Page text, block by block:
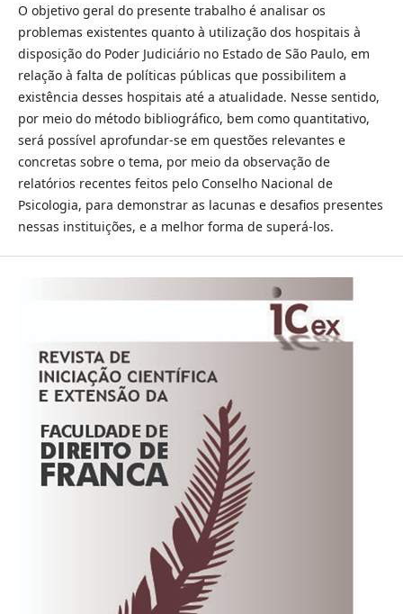
O objetivo geral do presente trabalho é analisar os
problemas existentes quanto à utilização dos hospitais à
disposição do Poder Judiciário no Estado de São Paulo, em
relação à falta de políticas públicas que possibilitem a
existência desses hospitais até a atualidade. Nesse sentido,
por meio do método bibliográfico, bem como quantitativo,
será possível aprofundar-se em questões relevantes e
concretas sobre o tema, por meio da observação de
relatórios recentes feitos pelo Conselho Nacional de
Psicologia, para demonstrar as lacunas e desafios presentes
nessas instituições, e a melhor forma de superá-los.